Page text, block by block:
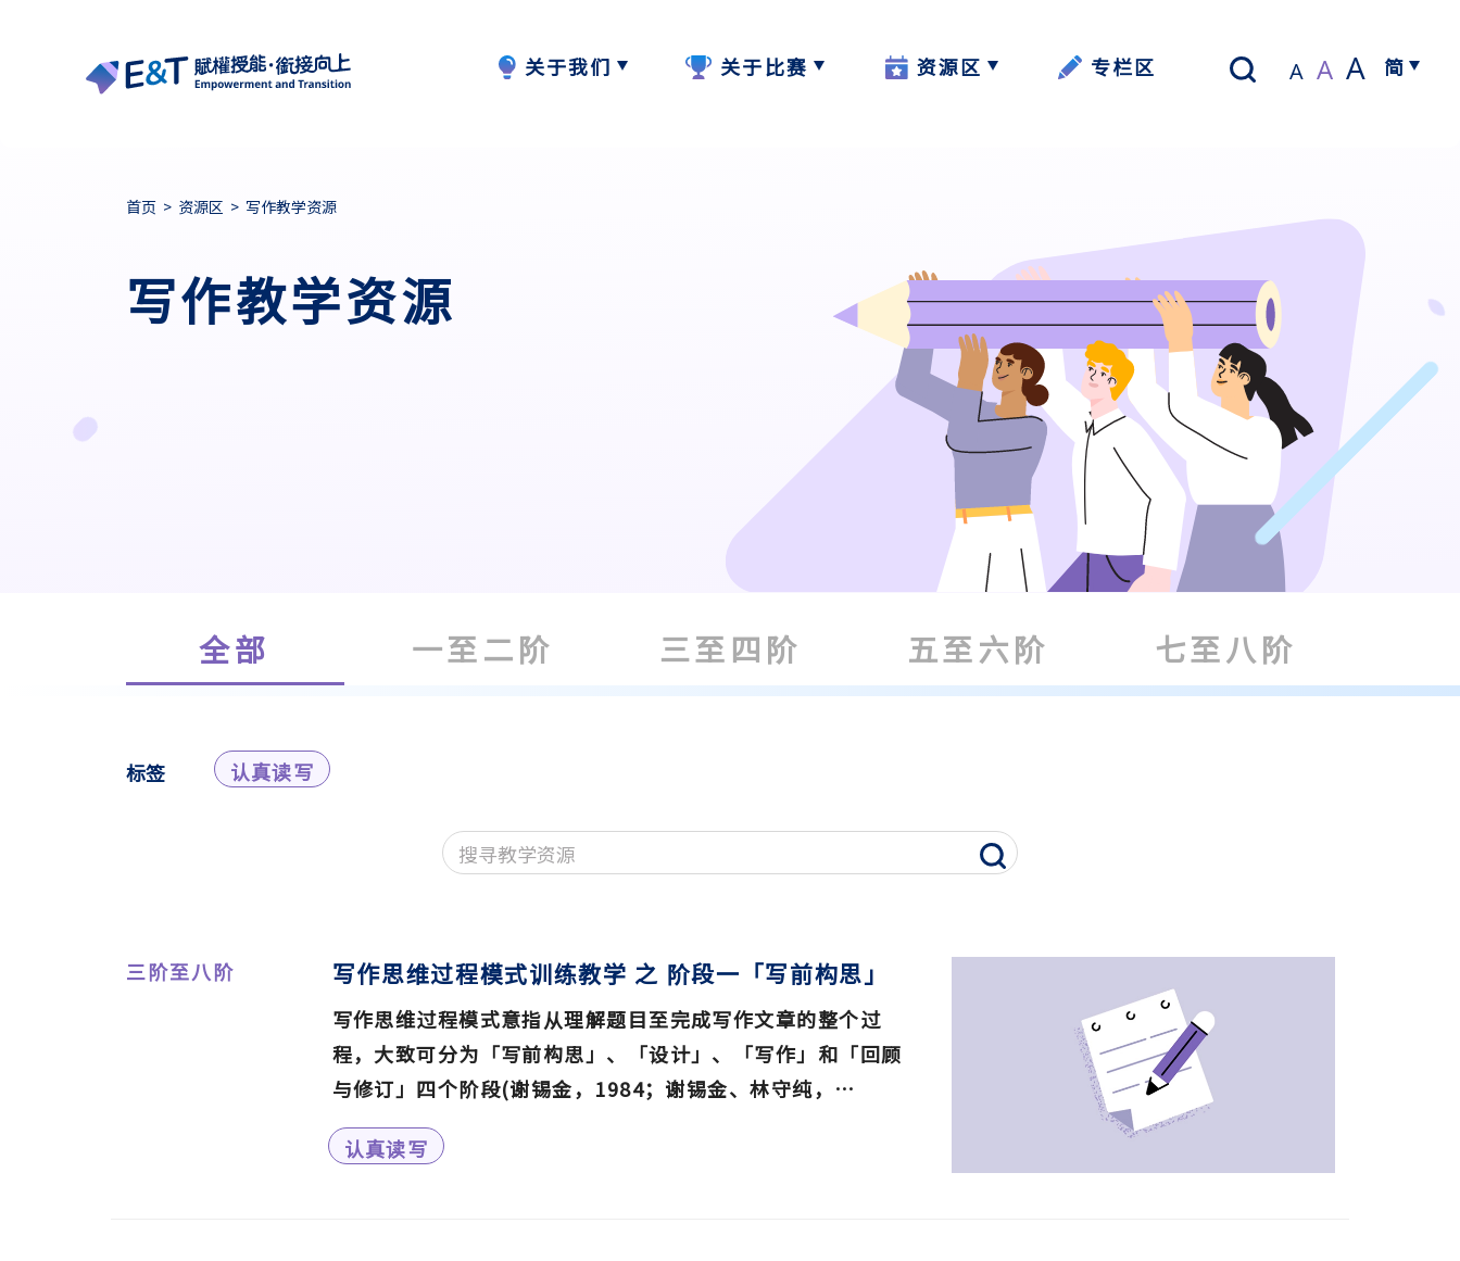
关于我们 关于比赛 资源区
写作教学资源
聆听教学资源
说话教学资源
专栏区 A A A 简
首页 > 资源区 > 写作教学资源
写作教学资源
全部 一至二阶 三至四阶 五至六阶 七至八阶
标签 认真读写
三阶至八阶 写作思维过程模式训练教学 之 阶段一「写前构思」
写作思维过程模式意指从理解题目至完成写作文章的整个过
程，大致可分为「写前构思」、「设计」、「写作」和「回顾
与修订」四个阶段(谢锡金，1984；谢锡金、林守纯，
1992）。本章节主要介绍阶段一「写前构思」的内容及教学步
骤，以进一步分享面向二语学习生时，可参考的调适安排和关
认真读写